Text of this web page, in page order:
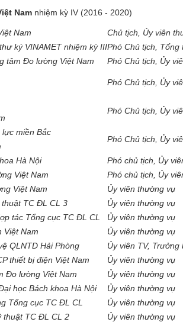
Nam nhiệm kỳ IV (2016 - 2020)
Nam
Chủ tịch, Ủy viên
ký VINAMET nhiệm kỳ IIIPhó Chủ tịch,
tâm Đo lường Việt Nam Phó Chủ tịch, Ủy
Phó Chủ tịch, Ủy
Phó Chủ tịch, Ủy
miền Bắc
Phó Chủ tịch, Ủy
Hà Nội
Phó chủ tịch, Ủy
Việt Nam
Phó chủ tịch, Ủy
Việt Nam
Ủy viên thường vụ
TC ĐL CL 3
Ủy viên thường vụ
tác Tổng cục TC ĐL CL
Ủy viên thường vụ
Việt Nam
Ủy viên thường vụ
QLNTD Hải Phòng
Ủy viên TV, Trưởng
thiết bị điện Việt Nam
Ủy viên thường vụ
Đo lường Việt Nam
Ủy viên thường vụ
học Bách khoa Hà Nội
Ủy viên thường vụ
Tổng cục TC ĐL CL
Ủy viên thường vụ
thuật TC ĐL CL 2
Ủy viên thường vụ